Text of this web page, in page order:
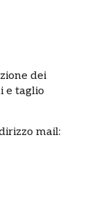
dei
e taglio
mail: